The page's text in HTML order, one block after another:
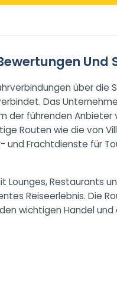
Und
über die
Das
der führenden Anbieter
Routen wie die von
und Frachtdienste für
Lounges, Restaurants
Reiseerlebnis. Die
wichtigen Handel und